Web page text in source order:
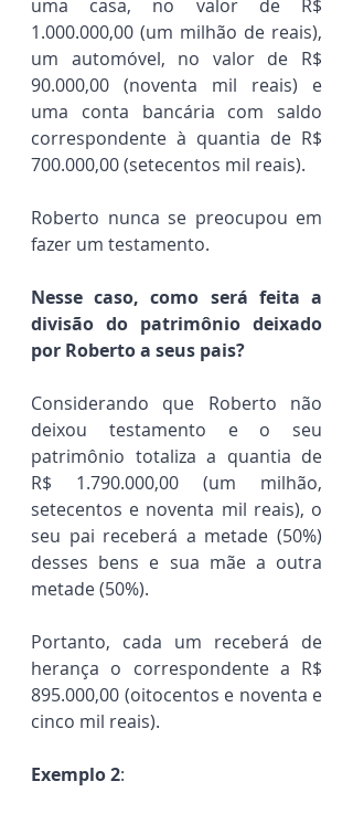
uma casa, no valor de R$
1.000.000,00 (um milhão de reais),
um automóvel, no valor de R$
90.000,00 (noventa mil reais) e
uma conta bancária com saldo
correspondente à quantia de R$
700.000,00 (setecentos mil reais).
Roberto nunca se preocupou em
fazer um testamento.
Nesse caso, como será feita a
divisão do patrimônio deixado
por Roberto a seus pais?
Considerando que Roberto não
deixou testamento e o seu
patrimônio totaliza a quantia de
R$ 1.790.000,00 (um milhão,
setecentos e noventa mil reais), o
seu pai receberá a metade (50%)
desses bens e sua mãe a outra
metade (50%).
Portanto, cada um receberá de
herança o correspondente a R$
895.000,00 (oitocentos e noventa e
cinco mil reais).
Exemplo 2: